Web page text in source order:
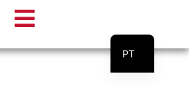
PT
EN